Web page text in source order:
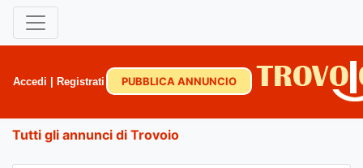
Accedi Registrati PUBBLICA ANNUNCIO
Tutti gli annunci di Trovoio